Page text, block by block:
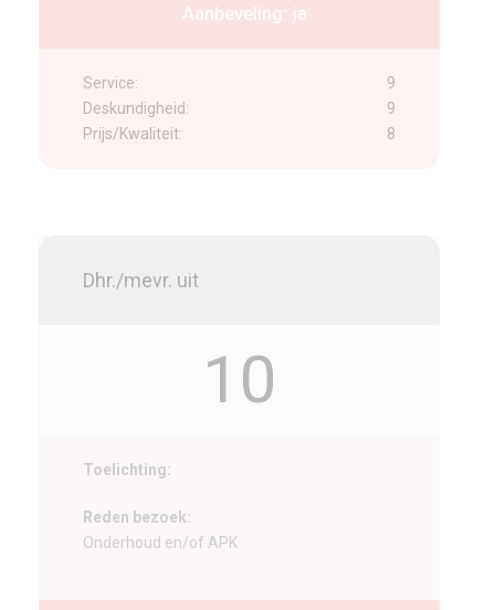
Aanbeveling: ja
Service:
9
Deskundigheid:
9
Prijs/Kwaliteit:
8
Dhr./mevr. uit
10
Toelichting:
Reden bezoek:
Onderhoud en/of APK